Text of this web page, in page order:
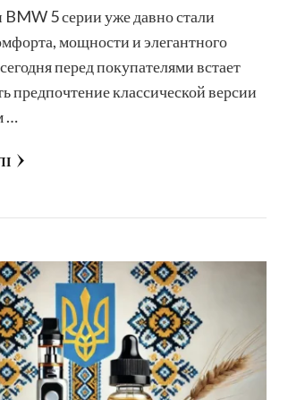
5 серии уже давно стали
мощности и элегантного
перед покупателями встает
предпочтение классической версии
…